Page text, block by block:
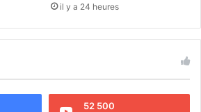
il y a 24 heures
52 500